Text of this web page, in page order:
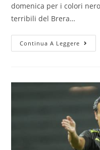
domenica per i colori
terribili del Brera…
Continua A Leggere